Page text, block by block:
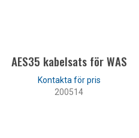
AES35 kabelsats för WAS
200514